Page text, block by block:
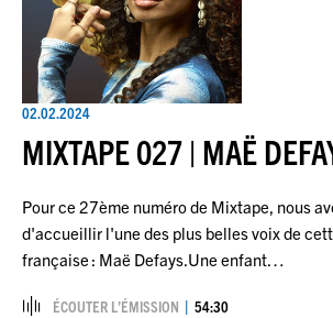
02.02.2024
MIXTAPE 027 | MAË
Pour ce 27ème numéro de Mixtape, nous
d'accueillir l'une des plus belles voix de
française : Maë Defays.Une enfant…
ÉCOUTER L’ÉMISSION 54:30